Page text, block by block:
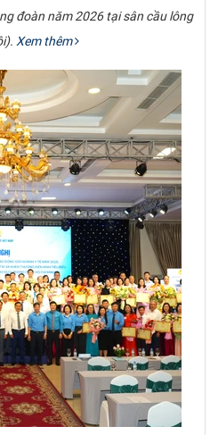
đoàn năm 2026 tại sân cầu lông
Xem thêm